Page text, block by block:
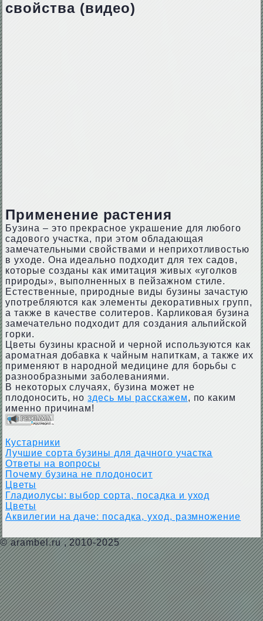
свойства (видео)
Применение растения
Бузина – это прекрасное украшение для любого
садового участка, при этом обладающая
замечательными свойствами и неприхотливостью
в уходе. Она идеально подходит для тех садов,
которые созданы как имитация живых «уголков
природы», выполненных в пейзажном стиле.
Естественные, природные виды бузины зачастую
употребляются как элементы декоративных групп,
а также в качестве солитеров. Карликовая бузина
замечательно подходит для создания альпийской
горки.
Цветы бузины красной и черной используются как
ароматная добавка к чайным напиткам, а также их
применяют в народной медицине для борьбы с
разнообразными заболеваниями.
В некоторых случаях, бузина может не
плодоносить, ноздесь мы расскажем, по каким
именно причинам!
Кустарники
Лучшие сорта бузины для дачного участка
Ответы на вопросы
Почему бузина не плодоносит
Цветы
Гладиолусы: выбор сорта, посадка и уход
Цветы
Аквилегии на даче: посадка, уход, размножение
© arambel.ru, 2010-2025